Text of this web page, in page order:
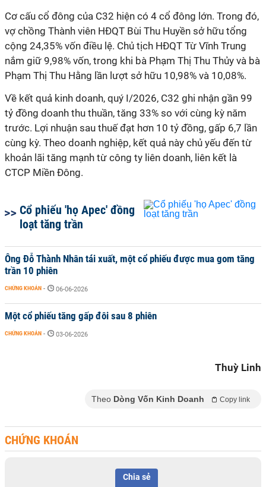
Cơ cấu cổ đông của C32 hiện có 4 cổ đông lớn. Trong đó,
vợ chồng Thành viên HĐQT Bùi Thu Huyền sở hữu tổng
cộng 24,35% vốn điều lệ. Chủ tịch HĐQT Từ Vĩnh Trung
nắm giữ 9,98% vốn, trong khi bà Phạm Thị Thu Thủy và bà
Phạm Thị Thu Hằng lần lượt sở hữu 10,98% và 10,08%.
Về kết quả kinh doanh, quý I/2026, C32 ghi nhận gần 99
tỷ đồng doanh thu thuần, tăng 33% so với cùng kỳ năm
trước. Lợi nhuận sau thuế đạt hơn 10 tỷ đồng, gấp 6,7 lần
cùng kỳ. Theo doanh nghiệp, kết quả này chủ yếu đến từ
khoản lãi tăng mạnh từ công ty liên doanh, liên kết là
CTCP Miền Đông.
Cổ phiếu 'họ Apec' đồng
loạt tăng trần
Ông Đỗ Thành Nhân tái xuất, một cổ phiếu được mua gom tăng
trần 10 phiên
CHỨNG KHOÁN - 06-06-2026
Một cổ phiếu tăng gấp đôi sau 8 phiên
CHỨNG KHOÁN - 03-06-2026
Thuỳ Linh
Theo Dòng Vốn Kinh Doanh Copy link
CHỨNG KHOÁN
Chia sẻ